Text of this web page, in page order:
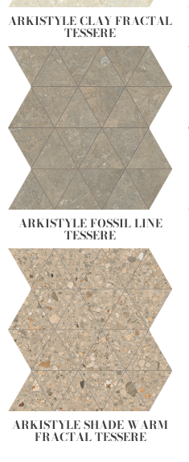
ARKISTYLE CLAY FRACTAL
TESSERE
ARKISTYLE FOSSIL LINE
TESSERE
ARKISTYLE SHADE WARM
FRACTAL TESSERE